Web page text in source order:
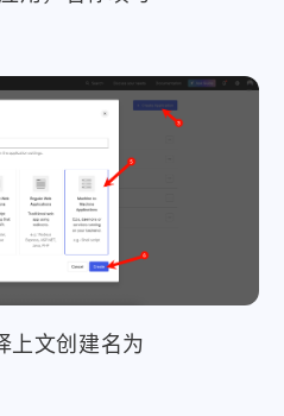
上文创建名为